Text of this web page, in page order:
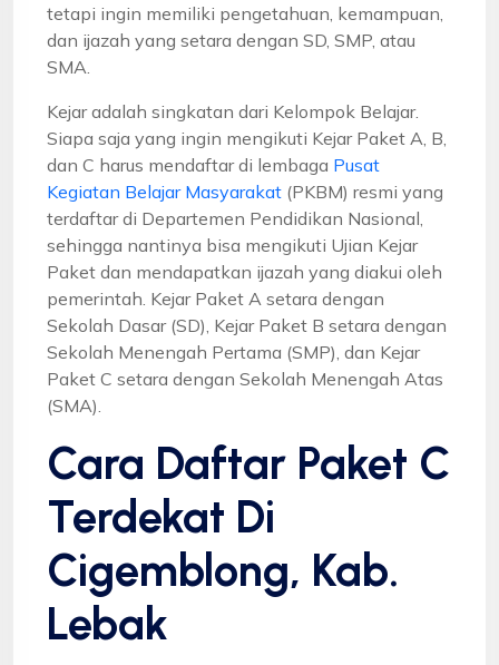
tetapi ingin memiliki pengetahuan, kemampuan,
dan ijazah yang setara dengan SD, SMP, atau
SMA.
Kejar adalah singkatan dari Kelompok Belajar.
Siapa saja yang ingin mengikuti Kejar Paket A, B,
dan C harus mendaftar di lembaga Pusat
Kegiatan Belajar Masyarakat (PKBM) resmi yang
terdaftar di Departemen Pendidikan Nasional,
sehingga nantinya bisa mengikuti Ujian Kejar
Paket dan mendapatkan ijazah yang diakui oleh
pemerintah. Kejar Paket A setara dengan
Sekolah Dasar (SD), Kejar Paket B setara dengan
Sekolah Menengah Pertama (SMP), dan Kejar
Paket C setara dengan Sekolah Menengah Atas
(SMA).
Cara Daftar Paket C
Terdekat Di
Cigemblong, Kab.
Lebak